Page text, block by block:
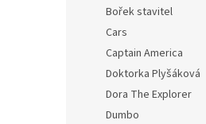
Bořek stavitel
Cars
Captain America
Doktorka Plyšáková
Dora The Explorer
Dumbo